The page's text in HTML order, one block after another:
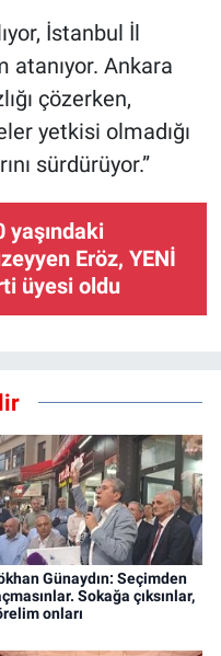
İstanbul İl
atanıyor. Ankara
çözerken,
yetkisi olmadığı
sürdürüyor.”
yaşındaki
Eröz, YENİ
üyesi oldu
Günaydın: Seçimden
Sokağa çıksınlar,
onları